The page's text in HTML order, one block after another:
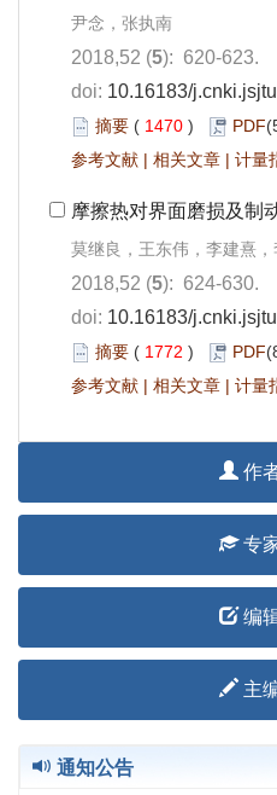
尹念，张执南
2018,52 (5): 620-623.
doi: 10.16183/
摘要 ( 1470 ) PDF
参考文献 | 相关文章 | 计量
摩擦热对界面磨损及制
莫继良，王东伟，李建熹
2018,52 (5): 624-630.
doi: 10.16183/
摘要 ( 1772 ) PDF
参考文献 | 相关文章 | 计量
作
专
编
主
通知公告